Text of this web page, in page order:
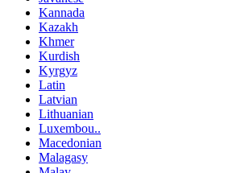
Kannada
Kazakh
Khmer
Kurdish
Kyrgyz
Latin
Latvian
Lithuanian
Luxembou..
Macedonian
Malagasy